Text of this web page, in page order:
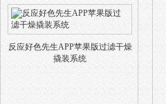
反应好色先生APP苹果版过滤干燥
撬装系统